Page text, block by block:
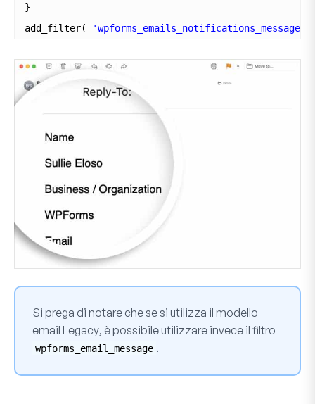
}
add_filter(
'wpforms_emails_notifications_message'
Si prega di notare che se si utilizza il modello
email Legacy, è possibile utilizzare invece il filtro
wpforms_email_message .